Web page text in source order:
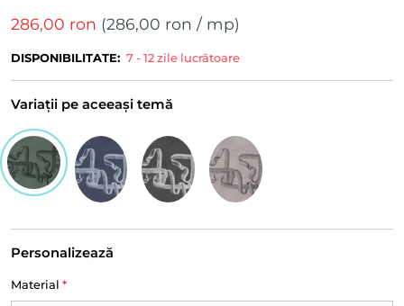
286,00 ron (286,00 ron / mp)
DISPONIBILITATE: 7 - 12 zile lucrătoare
Variații pe aceeași temă
Personalizează
Material *